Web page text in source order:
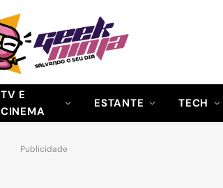
TV E
CINEMA
ESTANTE TECH
Publicidade